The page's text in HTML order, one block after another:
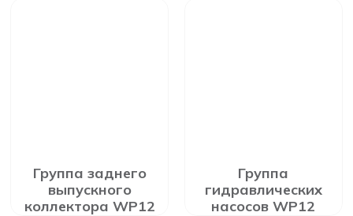
Группа заднего
выпускного
коллектора WP12
Группа
гидравлических
насосов WP12